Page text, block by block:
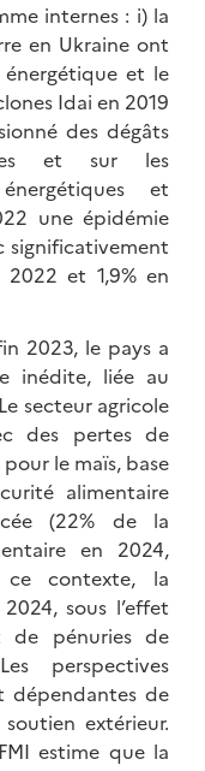
internes : i) la
en Ukraine ont
et le
Idai en 2019
des dégâts
et sur les
et
une épidémie
significativement
et 1,9% en
2023, le pays a
inédite, liée au
secteur agricole
des pertes de
le maïs, base
alimentaire
(22% de la
en 2024,
contexte, la
sous l’effet
de pénuries de
perspectives
dépendantes de
extérieur.
estime que la